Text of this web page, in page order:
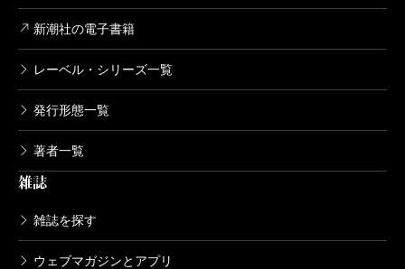
新潮社の電子書籍
レーベル・シリーズ一覧
発行形態一覧
著者一覧
雑誌
雑誌を探す
ウェブマガジンとアプリ